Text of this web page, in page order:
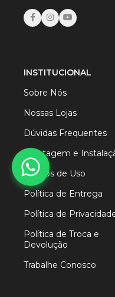
INSTITUCIONAL
Sobre Nós
Nossas Lojas
Dúvidas Frequentes
Montagem e
Termos de Uso
Política de Entrega
Política de
Política de Troca e
Devolução
Trabalhe Conosco